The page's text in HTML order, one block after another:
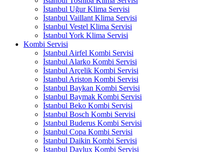
İstanbul Uğur Klima Servisi
İstanbul Vaillant Klima Servisi
İstanbul Vestel Klima Servisi
İstanbul York Klima Servisi
Kombi Servisi
İstanbul Airfel Kombi Servisi
İstanbul Alarko Kombi Servisi
İstanbul Arçelik Kombi Servisi
İstanbul Ariston Kombi Servisi
İstanbul Baykan Kombi Servisi
İstanbul Baymak Kombi Servisi
İstanbul Beko Kombi Servisi
İstanbul Bosch Kombi Servisi
İstanbul Buderus Kombi Servisi
İstanbul Copa Kombi Servisi
İstanbul Daikin Kombi Servisi
İstanbul Daylux Kombi Servisi